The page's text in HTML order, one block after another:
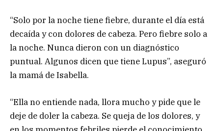
“Solo por la noche tiene fiebre, durante el día está
decaída y con dolores de cabeza. Pero fiebre solo a
la noche. Nunca dieron con un diagnóstico
puntual. Algunos dicen que tiene Lupus”, aseguró
la mamá de Isabella.
“Ella no entiende nada, llora mucho y pide que le
deje de doler la cabeza. Se queja de los dolores, y